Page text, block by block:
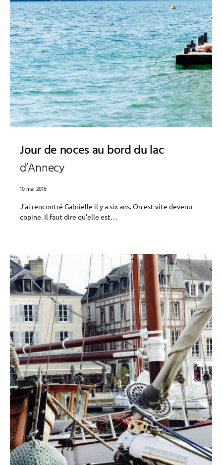
Jour de noces au bord du lac
d’Annecy
10 mai 2016
J’ai rencontré Gabrielle il y a six ans. On est vite devenu
copine. Il faut dire qu’elle est…